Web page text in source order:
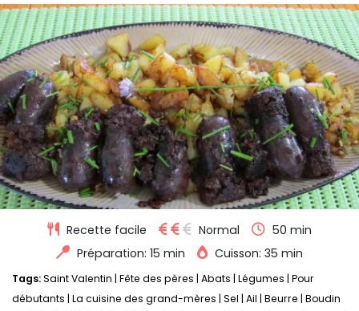
Recette facile Normal
50 min
Préparation: 15 min
Cuisson: 35 min
Tags:Saint Valentin Fête des pères Abats Légumes Pour
débutants La cuisine des grand-mères Sel Ail Beurre Boudin